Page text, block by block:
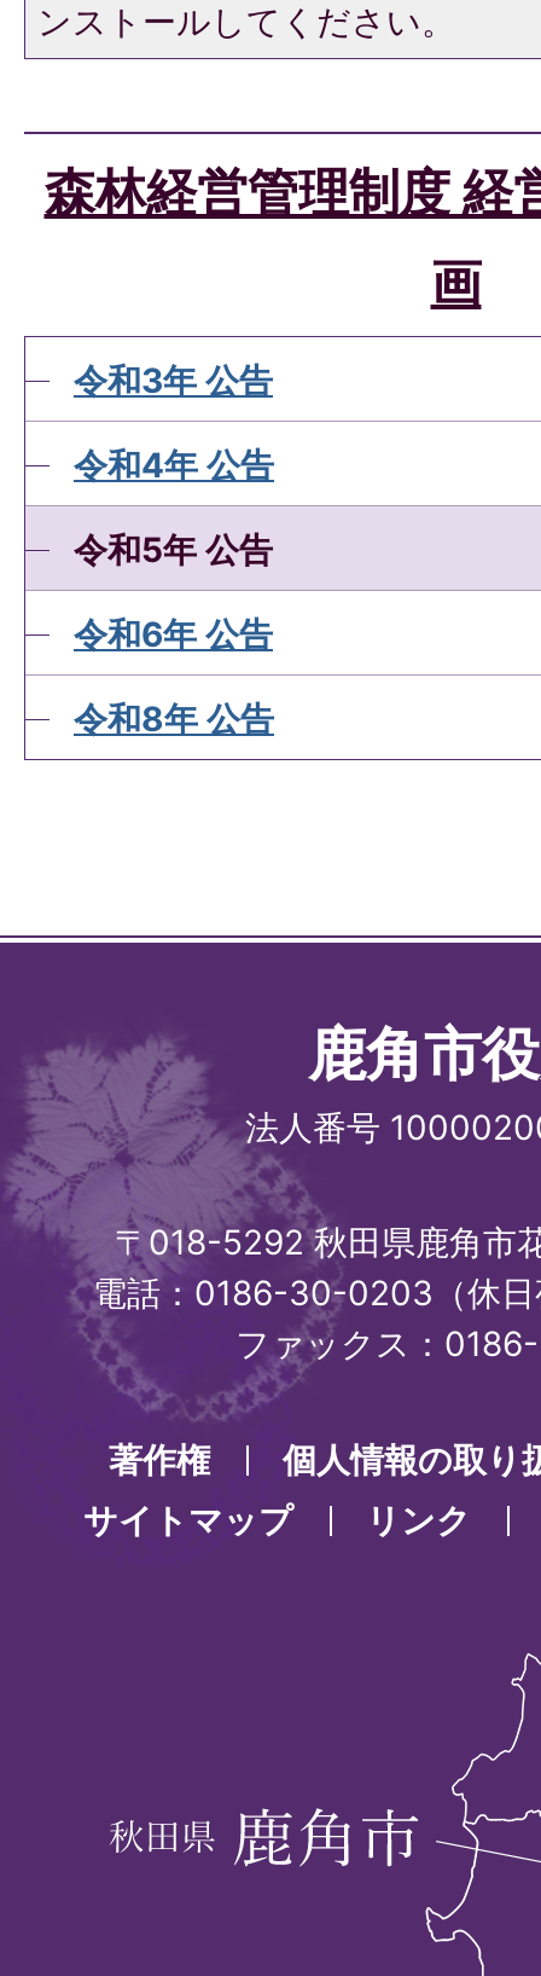
ンストールしてください。
森林経営管理制度 経
画
令和3年 公告
令和4年 公告
令和5年 公告
令和6年 公告
令和8年 公告
鹿角市
法人番号
〒018-5292 秋田県鹿角市
電話：0186-30-0203（休
ファックス：
著作権
個人情報の取り
サイトマップ
リンク